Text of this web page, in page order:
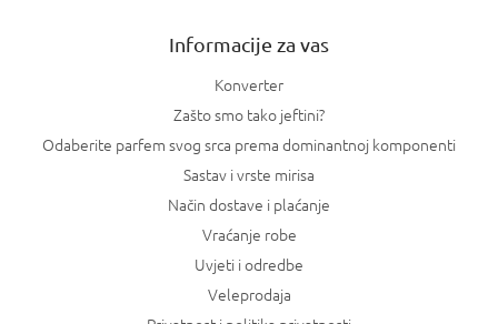
Informacije za vas
Konverter
Zašto smo tako jeftini?
Odaberite parfem svog srca prema dominantnoj komponenti
Sastav i vrste mirisa
Način dostave i plaćanje
Vraćanje robe
Uvjeti i odredbe
Veleprodaja